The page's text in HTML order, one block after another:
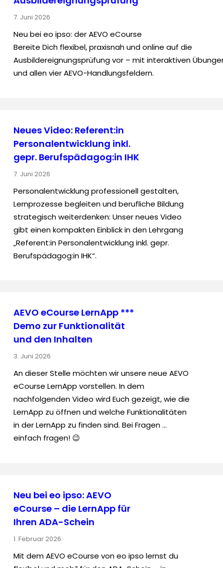
7. Juni 2026
Neu bei eo ipso: der AEVO eCourse
Bereite Dich flexibel, praxisnah und online auf die
Ausbildereignungsprüfung vor – mit interaktiven
und allen vier AEVO-Handlungsfeldern.
Neues Video: Referent:in
Personalentwicklung inkl.
gepr. Berufspädagog:in IHK
7. Juni 2026
Personalentwicklung professionell gestalten,
Lernprozesse begleiten und berufliche Bildung
strategisch weiterdenken: Unser neues Video
gibt einen kompakten Einblick in den Lehrgang
„Referent:in Personalentwicklung inkl. gepr.
Berufspädagog:in IHK“.
AEVO eCourse LernApp ***
Demo zur Funktionalität
und den Inhalten
3. Juni 2026
An dieser Stelle möchten wir unsere neue AEVO
eCourse LernApp vorstellen. In dem
nachfolgenden Video wird Euch gezeigt, wie die
LernApp zu öffnen und welche Funktionalitäten
in der LernApp zu finden sind. Bei Fragen …
einfach fragen! 😉
Neu bei eo ipso: AEVO
eCourse – die LernApp für
Ihren ADA-Schein
1. Februar 2026
Mit dem AEVO eCourse von eo ipso lernst du